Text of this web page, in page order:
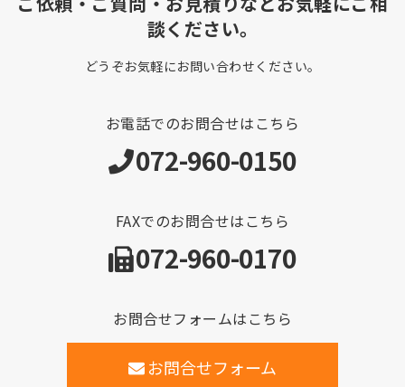
談ください。
どうぞお気軽にお問い合わせください。
お電話でのお問合せはこちら
072-960-0150
FAXでのお問合せはこちら
072-960-0170
お問合せフォームはこちら
お問合せフォーム